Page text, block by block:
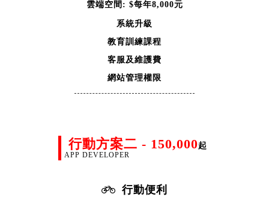
雲端空間: $每年8,000元
系統升級
教育訓練課程
客服及維護費
網站管理權限
行動方案二 - 150,000起
APP DEVELOPER
行動便利